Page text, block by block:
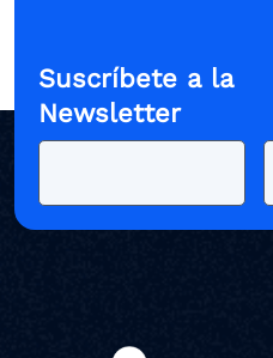
Suscríbete a la
Newsletter